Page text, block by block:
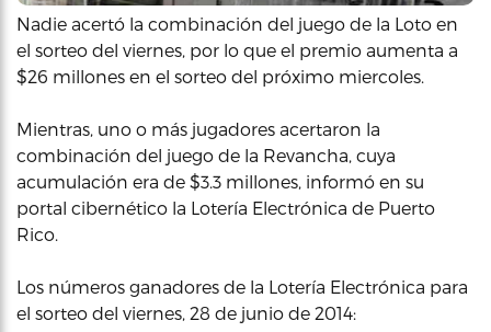
Nadie acertó la combinación del juego de la Loto en
el sorteo del viernes, por lo que el premio aumenta a
$26 millones en el sorteo del próximo miercoles.
Mientras, uno o más jugadores acertaron la
combinación del juego de la Revancha, cuya
acumulación era de $3.3 millones, informó en su
portal cibernético la Lotería Electrónica de Puerto
Rico.
Los números ganadores de la Lotería Electrónica para
el sorteo del viernes, 28 de junio de 2014: